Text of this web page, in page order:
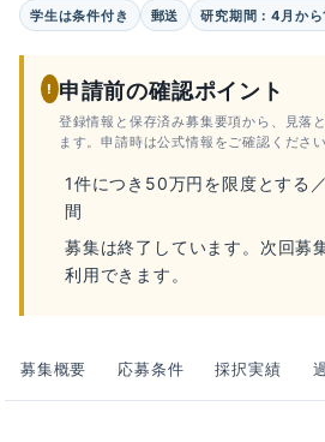
学生は条件付き 郵送 研究期間：4月から
! 申請前の確認ポイント
登録情報と保存済み募集要項から、見落
ます。申請時は公式情報をご確認ください
1件につき50万円を限度とする
間
募集は終了しています。次回募
利用できます。
募集概要 応募条件 採択実績